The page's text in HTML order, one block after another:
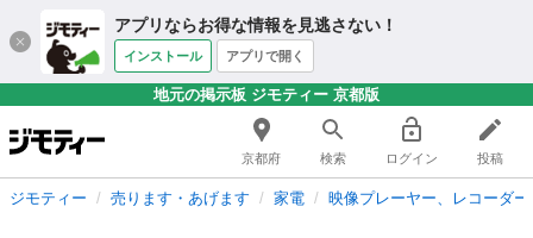
アプリならお得な情報を見逃さない！
インストール アプリで開く
地元の掲示板 ジモティー 京都版
京都府 検索 ログイン 投稿
ジモティー 売ります・あげます 家電 映像プレーヤー、レコーダー